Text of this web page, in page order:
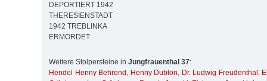
DEPORTIERT 1942
THERESIENSTADT
1942 TREBLINKA
ERMORDET
Weitere Stolpersteine in Jungfrauenthal 37:
Hendel Henny Behrend , Henny Dublon, Dr. Ludwig Freudenthal ,